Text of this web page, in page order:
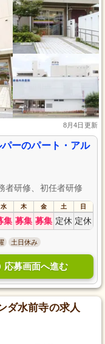
8月4日更新
ーのパート・アル
者研修、初任者研修
水 木 金 土 日
集 募集 募集 定休 定休
土日休み
応募画面へ進む
ダ水前寺の求人